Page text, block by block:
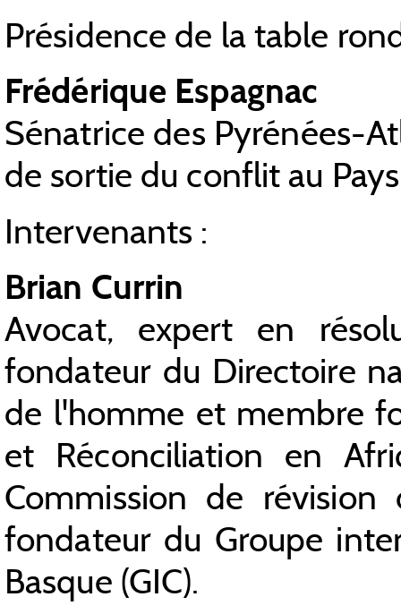
Présidence de la table
Frédérique Espagnac
Sénatrice des Pyrénées-
de sortie du conflit au
Intervenants :
Brian Currin
Avocat, expert en
fondateur du Directoire
de l'homme et membre
et Réconciliation en
Commission de
fondateur du Groupe
Basque (GIC).